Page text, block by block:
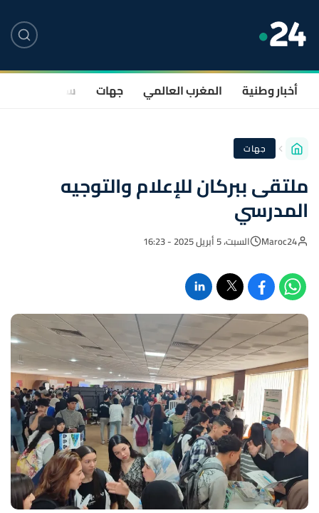
أخبار وطنية المغرب العالمي جهات سياسة
جهات
ملتقى ببركان للإعلام والتوجيه
المدرسي
Maroc24 السبت، 5 أبريل 2025 - 16:23